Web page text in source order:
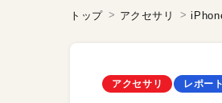
トップ アクセサリ
アクセサリ レポート